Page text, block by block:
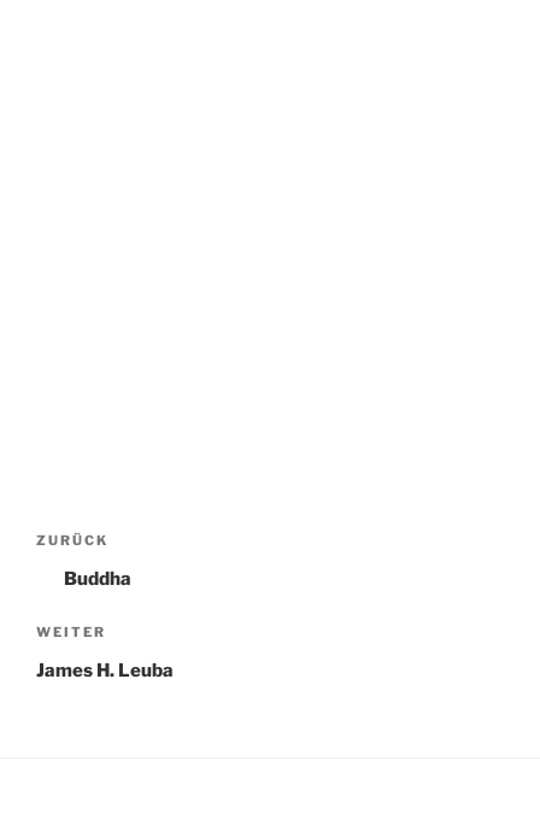
Beitragsnavigation
Vorheriger
Beitrag
ZURÜCK
Buddha
Nächster
Beitrag
WEITER
James H. Leuba